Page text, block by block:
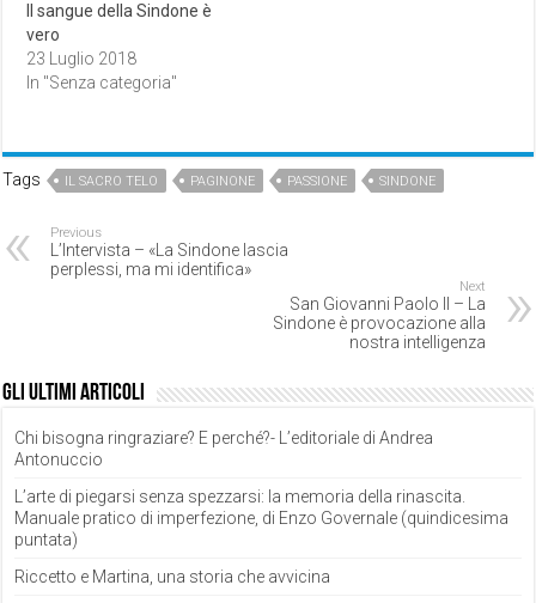
Il sangue della Sindone è
vero
23 Luglio 2018
In "Senza categoria"
Tags IL SACRO TELO PAGINONE PASSIONE SINDONE
Previous
L’Intervista – «La Sindone lascia
perplessi, ma mi identifica»
Next
San Giovanni Paolo II – La
Sindone è provocazione alla
nostra intelligenza
Gli ultimi articoli
Chi bisogna ringraziare? E perché?- L’editoriale di Andrea
Antonuccio
L’arte di piegarsi senza spezzarsi: la memoria della rinascita.
Manuale pratico di imperfezione, di Enzo Governale (quindicesima
puntata)
Riccetto e Martina, una storia che avvicina